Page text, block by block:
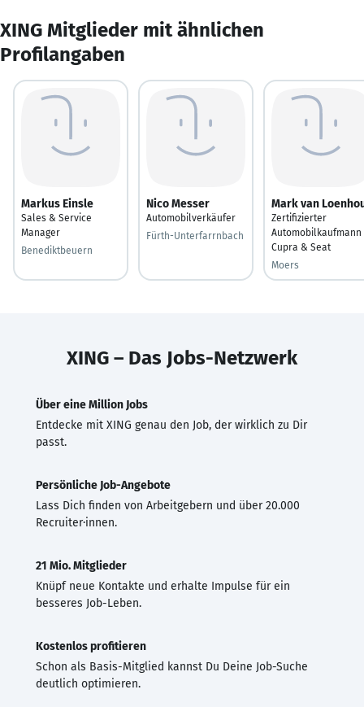
XING Mitglieder mit ähnlichen
Profilangaben
Markus Einsle
Sales & Service
Manager
Benediktbeuern
Nico Messer
Automobilverkäufer
Fürth-Unterfarrnbach
Mark van
Zertifizierter
Automobilkaufmann
Cupra & Seat
Moers
XING – Das Jobs-Netzwerk
Über eine Million Jobs
Entdecke mit XING genau den Job, der wirklich zu Dir
passt.
Persönliche Job-Angebote
Lass Dich finden von Arbeitgebern und über 20.000
Recruiter·innen.
21 Mio. Mitglieder
Knüpf neue Kontakte und erhalte Impulse für ein
besseres Job-Leben.
Kostenlos profitieren
Schon als Basis-Mitglied kannst Du Deine Job-Suche
deutlich optimieren.